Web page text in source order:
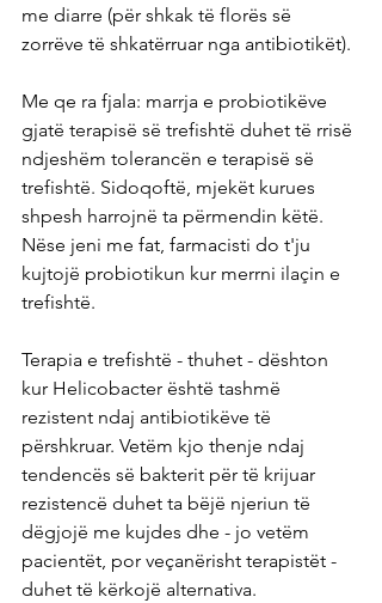
me diarre (për shkak të florës së
zorrëve të shkatërruar nga antibiotikët).
Me qe ra fjala: marrja e probiotikëve
gjatë terapisë së trefishtë duhet të rrisë
ndjeshëm tolerancën e terapisë së
trefishtë. Sidoqoftë, mjekët kurues
shpesh harrojnë ta përmendin këtë.
Nëse jeni me fat, farmacisti do t'ju
kujtojë probiotikun kur merrni ilaçin e
trefishtë.
Terapia e trefishtë - thuhet - dështon
kur Helicobacter është tashmë
rezistent ndaj antibiotikëve të
përshkruar. Vetëm kjo thenje ndaj
tendencës së bakterit për të krijuar
rezistencë duhet ta bëjë njeriun të
dëgjojë me kujdes dhe - jo vetëm
pacientët, por veçanërisht terapistët -
duhet të kërkojë alternativa.